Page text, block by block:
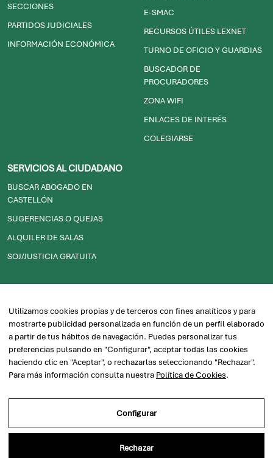
SECCIONES
PARTIDOS JUDICIALES
INFORMACIÓN ECONÓMICA
E-SMAC
RECURSOS ÚTILES LEXNET
TURNO DE OFICIO Y GUARDIAS
BUSCADOR DE
PROCURADORES
ZONA WIFI
ENLACES DE INTERÉS
COLEGIARSE
SERVICIOS AL CIUDADANO
BUSCAR ABOGADO EN
CASTELLÓN
SUGERENCIAS O QUEJAS
ALQUILER DE SALAS
SOJ/JUSTICIA GRATUITA
Desarrollada por
Política de privacidad
Aviso legal
Utilizamos cookies propias y de terceros con fines analíticos y para
mostrarte publicidad personalizada en función de un perfil elaborado
a partir de tus hábitos de navegación. Puedes personalizar tus
preferencias pulsando en "Configurar", aceptar todas las cookies
haciendo clic en "Aceptar", o rechazarlas seleccionando "Rechazar".
Para más información consulta nuestra Política de Cookies.
Configurar
Rechazar
Política de Privacidad
Política de Cookies